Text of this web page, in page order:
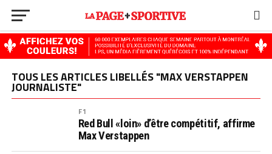
TOUS LES ARTICLES LIBELLÉS "MAX VERSTAPPEN
JOURNALISTE"
F1
Red Bull «loin» d’être compétitif, affirme
Max Verstappen